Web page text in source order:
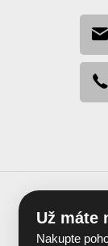
Už máte
Nakupte